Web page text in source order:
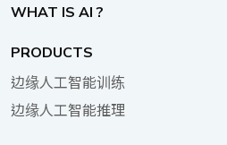
口和 4G LTE 联机能力，确保
信息站可自动调整亮度，确保
件下皆清晰可读，同时提升系
代都市永续发展的目标。 对于
远程管理能力至关重要。他们
WHAT IS AI ?
PRODUCTS
边缘人工智能训练
边缘人工智能推理